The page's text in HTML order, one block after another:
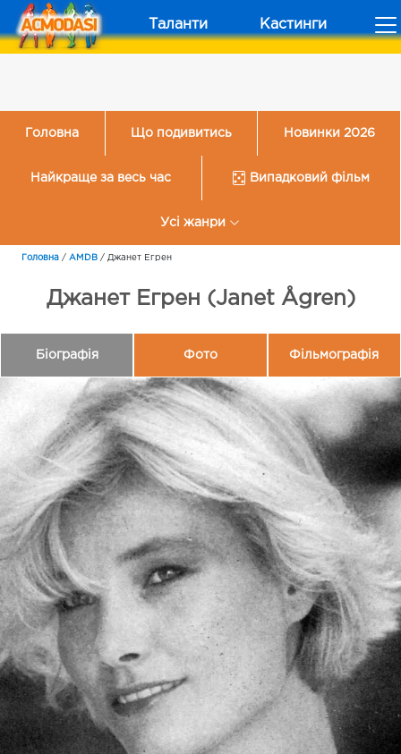
Таланти Кастинги
Головна Що подивитись Новинки 2026
Найкраще за весь час Випадковий фільм
Усі жанри
Головна / AMDB / Джанет Егрен
Джанет Егрен (Janet Ågren)
Біографія Фото Фільмографія